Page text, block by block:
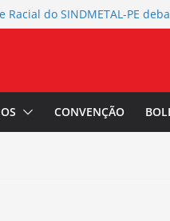
do SINDMETAL-PE
no Dia da Mulher
07 de agosto, Abertura da
da Campanha Salarial
PE
CONVENÇÃO